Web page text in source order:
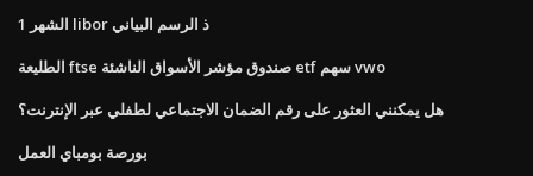
1 الشهر libor ذ الرسم البياني
الطليعة ftse صندوق مؤشر الأسواق الناشئة etf سهم vwo
هل يمكنني العثور على رقم الضمان الاجتماعي لطفلي عبر الإنترنت؟
بورصة بومباي العمل